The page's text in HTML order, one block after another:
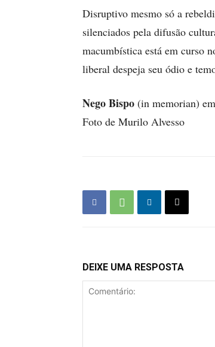
Disruptivo mesmo só a
silenciados pela difusão
macumbística está em curso
liberal despeja seu ódio e
Nego Bispo (in memorian)
Foto de Murilo Alvesso
DEIXE UMA RESPOSTA